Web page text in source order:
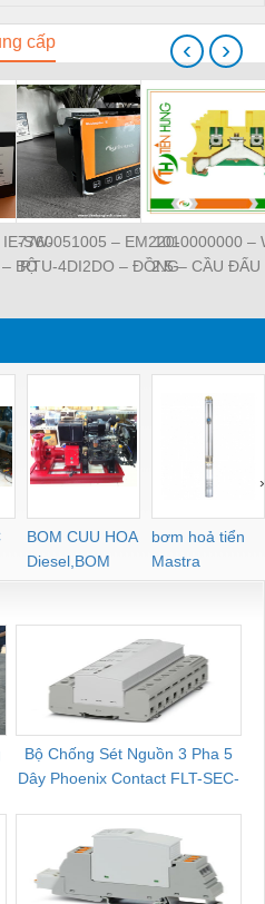
cấp
SW-
BỘ
7760051005 – EM220-
RTU-4DI2DO – ĐỒNG
ĐO ĐIỆN ÁP –
1010000000 –
2.5 – CẦU ĐẤU
‹ ›
BOM CUU HOA
Diesel,BOM
CHUA CHAY
bơm hoả tiển
Mastra
›
Bộ Chống Sét Nguồn 3 Pha 5
Dây Phoenix Contact FLT-SEC-